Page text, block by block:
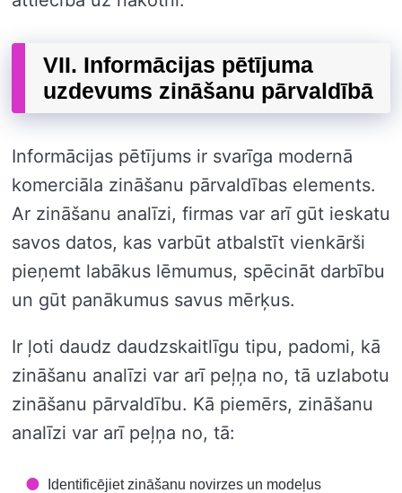
VII. Informācijas pētījuma
uzdevums zināšanu pārvaldībā
Informācijas pētījums ir svarīga modernā
komerciāla zināšanu pārvaldības elements.
Ar zināšanu analīzi, firmas var arī gūt ieskatu
savos datos, kas varbūt atbalstīt vienkārši
pieņemt labākus lēmumus, spēcināt darbību
un gūt panākumus savus mērķus.
Ir ļoti daudz daudzskaitlīgu tipu, padomi, kā
zināšanu analīzi var arī peļņa no, tā uzlabotu
zināšanu pārvaldību. Kā piemērs, zināšanu
analīzi var arī peļņa no, tā:
Identificējiet zināšanu novirzes un modeļus